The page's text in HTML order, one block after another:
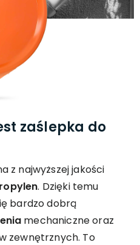
zaślepka do
z najwyższej jakości
. Dzięki temu
bardzo dobrą
mechaniczne oraz
zewnętrznych. To